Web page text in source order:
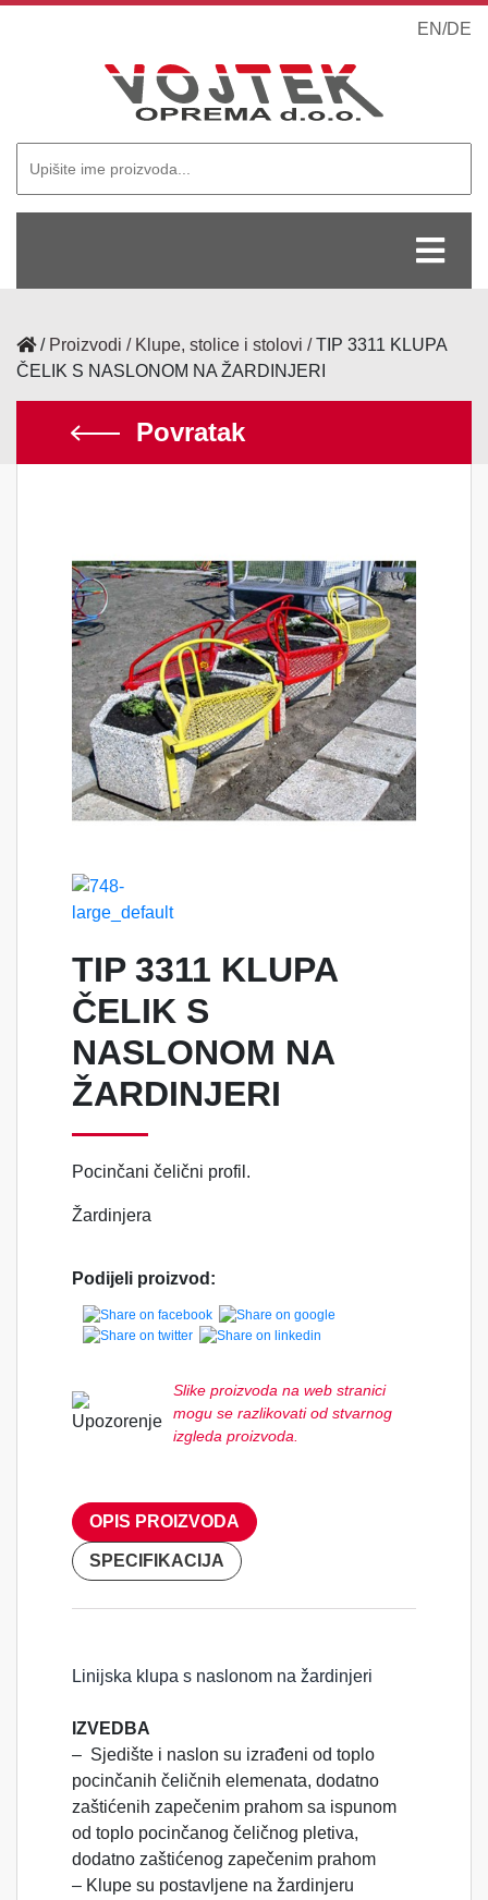
EN/DE
/ Proizvodi Klupe, stolice i stolovi
TIP 3311 KLUPA
ČELIK S NASLONOM NA ŽARDINJERI
Povratak
TIP 3311 KLUPA
ČELIK S
NASLONOM NA
ŽARDINJERI
Pocinčani čelični profil.
Žardinjera
Podijeli proizvod:
Slike proizvoda na web stranici
mogu se razlikovati od stvarnog
izgleda proizvoda.
OPIS PROIZVODA
SPECIFIKACIJA
Linijska klupa s naslonom na žardinjeri
IZVEDBA
– Sjedište i naslon su izrađeni od toplo
pocinčanih čeličnih elemenata, dodatno
zaštićenih zapečenim prahom sa ispunom
od toplo pocinčanog čeličnog pletiva,
dodatno zaštićenog zapečenim prahom
– Klupe su postavljene na žardinjeru